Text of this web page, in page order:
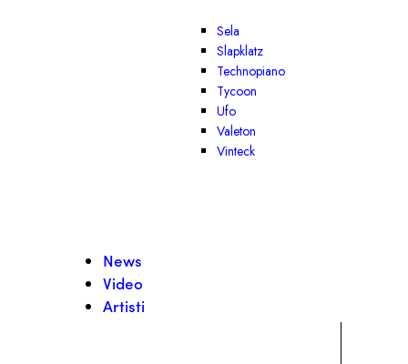
Sela
Slapklatz
Technopiano
Tycoon
Ufo
Valeton
Vinteck
News
Video
Artisti